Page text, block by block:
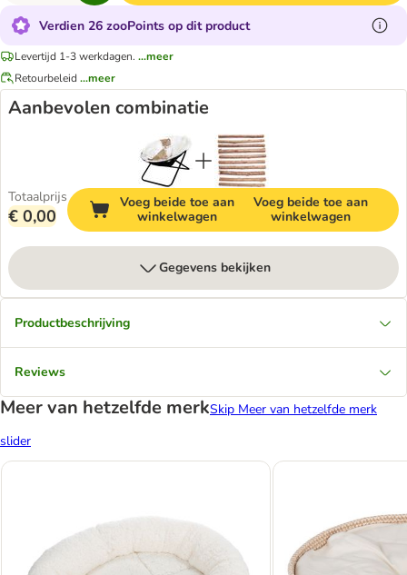
Verdien 26 zooPoints op dit product
Levertijd 1-3 werkdagen. ...meer
Retourbeleid ...meer
Aanbevolen combinatie
Totaalprijs
€ 0,00
Voeg beide toe aan
winkelwagen
Voeg beide toe aan
winkelwagen
Gegevens bekijken
Productbeschrijving
Reviews
Meer van hetzelfde merkSkip Meer van hetzelfde merk
slider